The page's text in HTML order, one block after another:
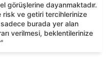
görüşlerine dayanmaktadır.
risk ve getiri tercihlerinize
burada yer alan
verilmesi, beklentilerinize